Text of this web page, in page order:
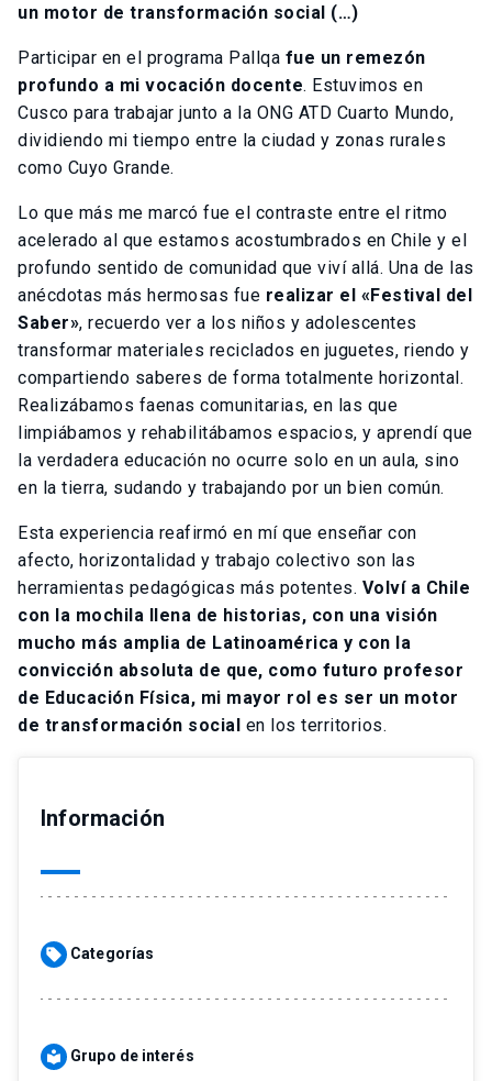
un motor de transformación social (…)
Participar en el programa Pallqa fue un remezón
profundo a mi vocación docente. Estuvimos en
Cusco para trabajar junto a la ONG ATD Cuarto Mundo,
dividiendo mi tiempo entre la ciudad y zonas rurales
como Cuyo Grande.
Lo que más me marcó fue el contraste entre el ritmo
acelerado al que estamos acostumbrados en Chile y el
profundo sentido de comunidad que viví allá. Una de las
anécdotas más hermosas fue realizar el «Festival del
Saber», recuerdo ver a los niños y adolescentes
transformar materiales reciclados en juguetes, riendo y
compartiendo saberes de forma totalmente horizontal.
Realizábamos faenas comunitarias, en las que
limpiábamos y rehabilitábamos espacios, y aprendí que
la verdadera educación no ocurre solo en un aula, sino
en la tierra, sudando y trabajando por un bien común.
Esta experiencia reafirmó en mí que enseñar con
afecto, horizontalidad y trabajo colectivo son las
herramientas pedagógicas más potentes. Volví a Chile
con la mochila llena de historias, con una visión
mucho más amplia de Latinoamérica y con la
convicción absoluta de que, como futuro profesor
de Educación Física, mi mayor rol es ser un motor
de transformación social en los territorios.
Información
sell Categorías
local_library Grupo de interés